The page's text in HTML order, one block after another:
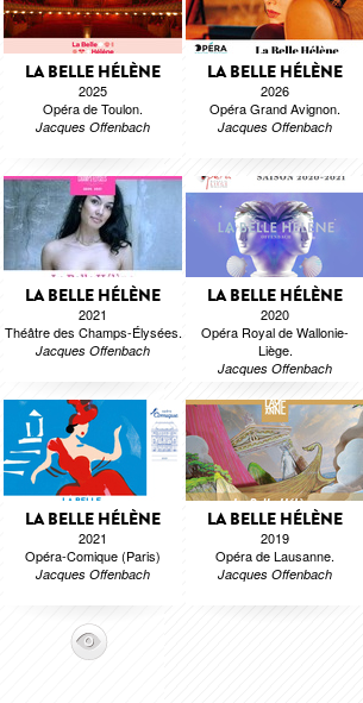
LA BELLE HÉLÈNE
2025
Opéra de Toulon.
Jacques Offenbach
LA BELLE HÉLÈNE
2026
Opéra Grand Avignon.
Jacques Offenbach
LA BELLE HÉLÈNE
2021
Théâtre des Champs-Élysées.
Jacques Offenbach
LA BELLE HÉLÈNE
2020
Opéra Royal de Wallonie-
Liège.
Jacques Offenbach
LA BELLE HÉLÈNE
2021
Opéra-Comique (Paris)
Jacques Offenbach
LA BELLE HÉLÈNE
2019
Opéra de Lausanne.
Jacques Offenbach